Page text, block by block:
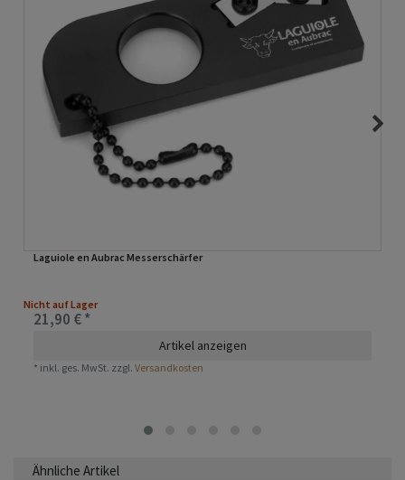
Laguiole en Aubrac Messerschärfer
Nicht auf Lager
21,90 € *
Artikel anzeigen
* inkl. ges. MwSt. zzgl.Versandkosten
Ähnliche Artikel